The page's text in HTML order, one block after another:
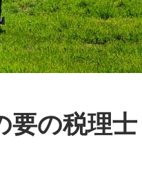
要の税理士